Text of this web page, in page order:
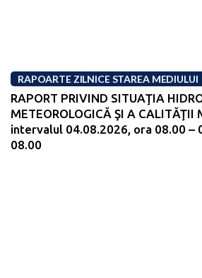
RAPOARTE ZILNICE STAREA MEDIULUI
RAPORT PRIVIND SITUAŢIA
METEOROLOGICĂ ŞI A CALITĂŢII
intervalul 04.08.2026, ora 08.00 –
08.00